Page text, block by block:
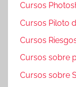
Cursos
Cursos Piloto
Cursos
Cursos sobre
Cursos sobre